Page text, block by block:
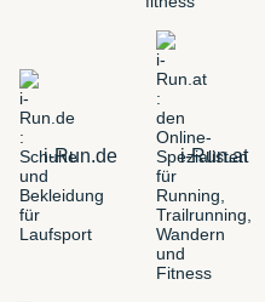
i-Run.de i-Run.at